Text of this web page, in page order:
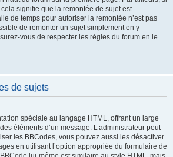
signifie que la remontée de sujet est
de temps pour autoriser la remontée n’est pas
de remonter un sujet simplement en y
vous de respecter les règles du forum en le
de sujets
spéciale au langage HTML, offrant un large
éléments d’un message. L’administrateur peut
les BBCodes, vous pouvez aussi les désactiver
en utilisant l’option appropriée du formulaire de